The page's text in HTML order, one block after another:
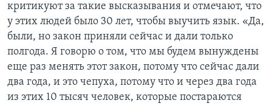
критикуют за такие высказывания и отмечают, что
у этих людей было 30 лет, чтобы выучить язык. «Да,
были, но закон приняли сейчас и дали только
полгода. Я говорю о том, что мы будем вынуждены
еще раз менять этот закон, потому что сейчас дали
два года, и это чепуха, потому что и через два года
из этих 10 тысяч человек, которые постараются